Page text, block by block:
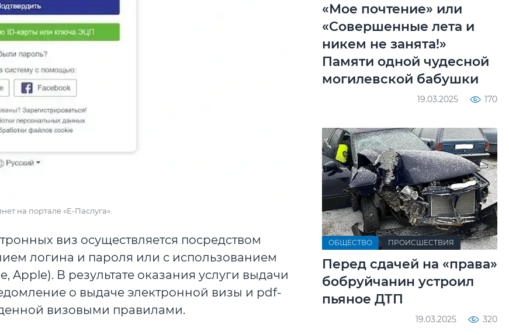
на портале «Е-Паслуга».
виз осуществляется посредством
логина и пароля или с использованием
В результате оказания услуги выдачи
о выдаче электронной визы и pdf-
визовыми правилами.
«Мое почтение» или
«Совершенные лета и
никем не занята!»
Памяти одной чудесной
могилевской бабушки
19.03.2025 170
ОБЩЕСТВО ПРОИСШЕСТВИЯ
Перед сдачей на «права»
бобруйчанин устроил
пьяное ДТП
19.03.2025 320